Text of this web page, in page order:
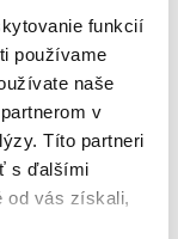
funkcií
používame
naše
v
Títo partneri
s ďalšími
od vás získali,